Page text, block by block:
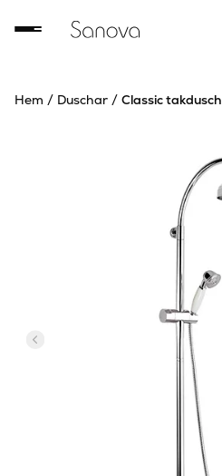
Hem / Duschar / Classic takdusch